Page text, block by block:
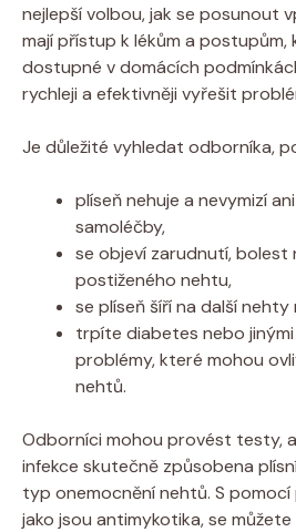
nejlepší volbou, jak se posunout
mají přístup k lékům a postupům,
dostupné v domácích
rychleji a efektivněji vyřešit
Je důležité vyhledat odborníka,
plíseň nehuje a nevymizí
samoléčby,
se objeví zarudnutí,
postiženého nehtu,
se plíseň šíří na další
trpíte diabetes nebo
problémy, které mohou
nehtů.
Odborníci mohou provést testy,
infekce skutečně způsobena
typ onemocnění nehtů. S
jako jsou antimykotika, se